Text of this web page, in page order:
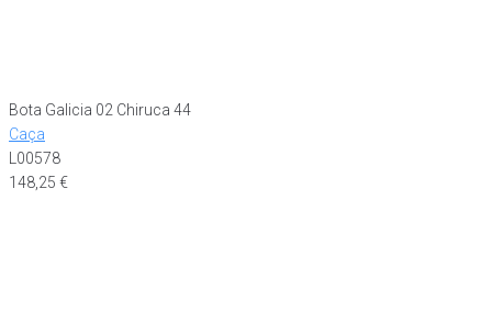
Bota Galicia 02 Chiruca 44
Caça
L00578
148,25 €